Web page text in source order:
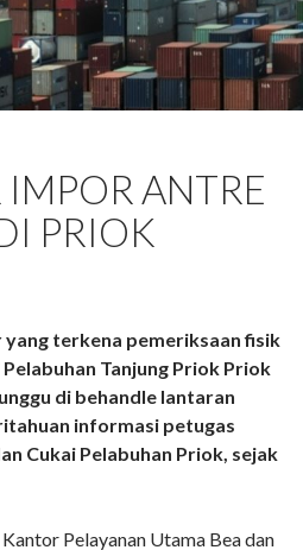
ANTRE
PRIOK
terkena pemeriksaan fisik
Tanjung Priok Priok
di behandle lantaran
informasi petugas
Cukai Pelabuhan Priok, sejak
Pelayanan Utama Bea dan